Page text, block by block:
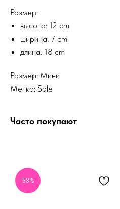
Размер:
высота: 12 cm
ширина: 7 cm
длина: 18 cm
Размер: Мини
Метка: Sale
Часто покупают
53%